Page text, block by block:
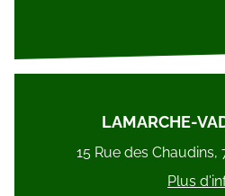
LAMARCHE-
15 Rue des Chaudins,
Plus